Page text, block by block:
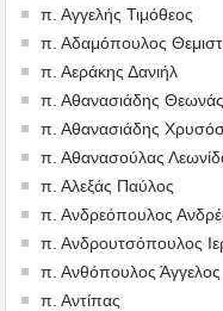
π. Αγγελής Τιμόθεος
π. Αδαμόπουλος
π. Αεράκης Δανιήλ
π. Αθανασιάδης Θεωνάς
π. Αθανασιάδης
π. Αθανασούλας
π. Αλεξάς Παύλος
π. Ανδρεόπουλος
π. Ανδρουτσόπουλος
π. Ανθόπουλος Άγγελος
π. Αντίπας